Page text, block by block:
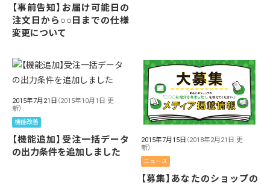
【事前告知】お届け可能日の
注文日から○○日までの仕様
変更について
2015年7月21日 （2015年10月1日 更
新）
機能改善
【機能追加】受注一括データ
の出力条件を追加しました
2015年7月15日 （2018年2月21日 更
新）
ニュース
【募集】あなたのショップの